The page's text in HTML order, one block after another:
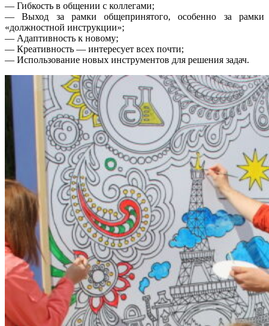
— Гибкость в общении с коллегами;
— Выход за рамки общепринятого, особенно за рамки
«должностной инструкции»;
— Адаптивность к новому;
— Креативность — интересует всех почти;
— Использование новых инструментов для решения задач.